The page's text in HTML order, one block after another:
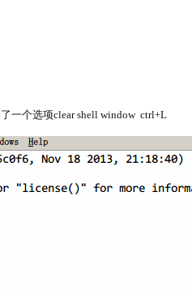
一个选项clear shell window ctrl+L